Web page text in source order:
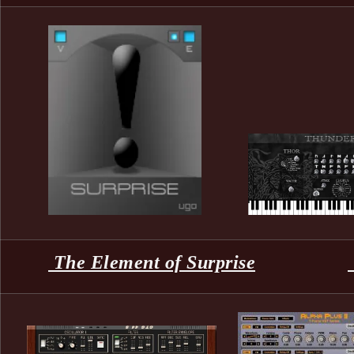
The Element of Surprise